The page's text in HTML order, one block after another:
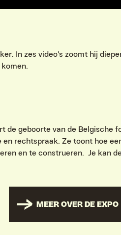
In zes video's zoomt hij
de geboorte van de Belgische
en rechtspraak. Ze toont hoe
en te construeren. Je kan
MEER OVER DE EXPO